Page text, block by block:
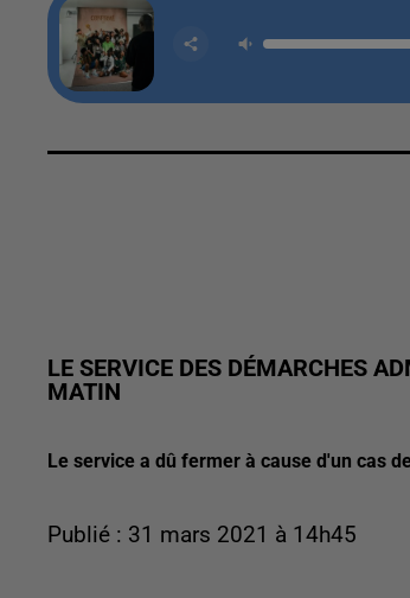
LE SERVICE DES DÉMARCHES
MATIN
Le service a dû fermer à cause d'un cas
Publié : 31 mars 2021 à 14h45